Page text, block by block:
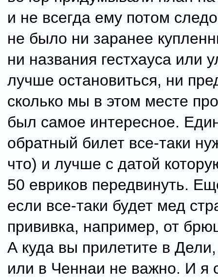
и не всегда ему потом
не было ни заранее
ни названия гестхауса или
лучше остановиться, ни
сколько мы в этом месте
был самое интересное.
обратный билет все-таки
что) и лучше с датой
50 евриков передвинуть.
если все-таки будет мед
прививка, например, от
А куда вы прилетите в Дели,
или в Ченнаи не важно. И я